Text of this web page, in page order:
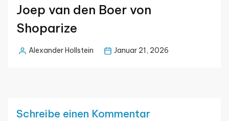
Joep van den Boer von
Shoparize
PostedAlexander Hollstein Januar 21, 2026
Schreibe einen Kommentar